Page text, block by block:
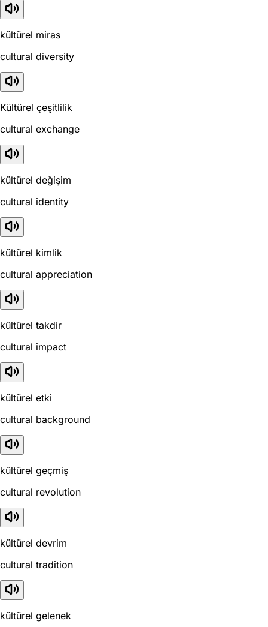
kültürel miras
cultural diversity
Kültürel çeşitlilik
cultural exchange
kültürel değişim
cultural identity
kültürel kimlik
cultural appreciation
kültürel takdir
cultural impact
kültürel etki
cultural background
kültürel geçmiş
cultural revolution
kültürel devrim
cultural tradition
kültürel gelenek